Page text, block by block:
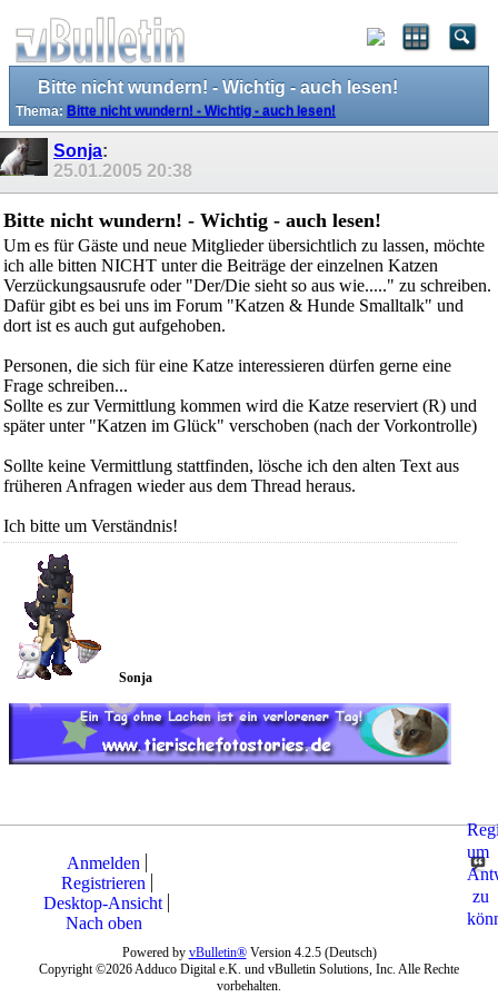
Bitte nicht wundern! - Wichtig - auch lesen!
Thema: Bitte nicht wundern! - Wichtig - auch lesen!
Sonja:
25.01.2005 20:38
Bitte nicht wundern! - Wichtig - auch lesen!
Um es für Gäste und neue Mitglieder übersichtlich zu lassen, möchte
ich alle bitten NICHT unter die Beiträge der einzelnen Katzen
Verzückungsausrufe oder "Der/Die sieht so aus wie....." zu schreiben.
Dafür gibt es bei uns im Forum "Katzen & Hunde Smalltalk" und
dort ist es auch gut aufgehoben.
Personen, die sich für eine Katze interessieren dürfen gerne eine
Frage schreiben...
Sollte es zur Vermittlung kommen wird die Katze reserviert (R) und
später unter "Katzen im Glück" verschoben (nach der Vorkontrolle)
Sollte keine Vermittlung stattfinden, lösche ich den alten Text aus
früheren Anfragen wieder aus dem Thread heraus.
Ich bitte um Verständnis!
Sonja
um
zu
Anmelden
Registrieren
Desktop-Ansicht
Nach oben
Powered by vBulletin®Version 4.2.5 (Deutsch)
Copyright ©2026 Adduco Digital e.K. und vBulletin Solutions, Inc. Alle Rechte
vorbehalten.